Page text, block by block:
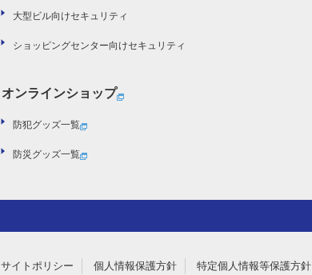
大型ビル向けセキュリティ
ショッピングセンター向けセキュリティ
オンラインショップ
防犯グッズ一覧
防災グッズ一覧
サイトポリシー 個人情報保護方針 特定個人情報等保護方針